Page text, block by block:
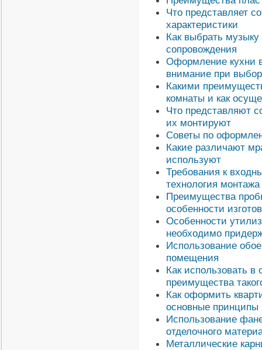
Что представляет
характеристики
Как выбрать
сопровождения
Оформление кухни
внимание при
Какими
комнаты и как
Что представляют
их монтируют
Советы по
Какие различают
используют
Требования к
технология монтажа
Преимущества
особенности
Особенности
необходимо
Использование
помещения
Как использовать
преимущества
Как оформить
основные принципы
Использование
отделочного
Металлические